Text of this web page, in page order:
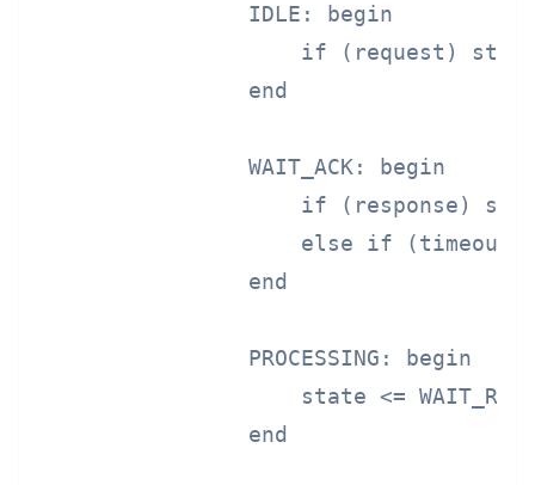
                IDLE: begin
if (request)
                end
                WAIT_ACK: begin
if (response)
else if (timeout)
                end
                PROCESSING: begin
state <=
                end